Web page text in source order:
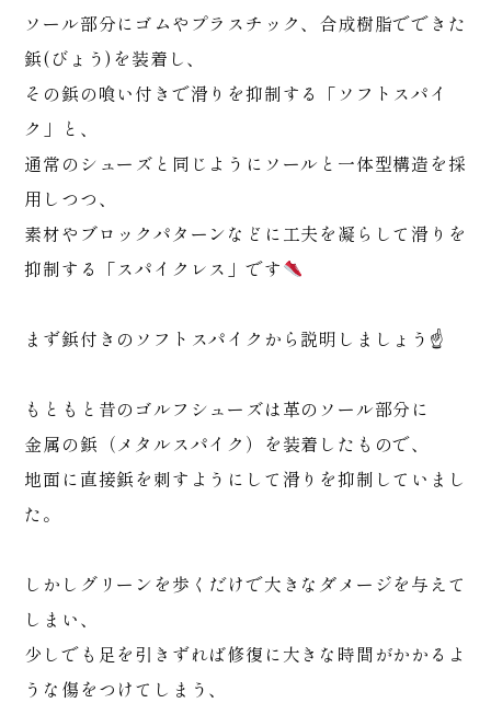
ソール部分にゴムやプラスチック、合成樹脂でできた
鋲(びょう)を装着し、
その鋲の喰い付きで滑りを抑制する「ソフトスパイ
ク」と、
通常のシューズと同じようにソールと一体型構造を採
用しつつ、
素材やブロックパターンなどに工夫を凝らして滑りを
抑制する「スパイクレス」です
まず鋲付きのソフトスパイクから説明しましょう☝️
もともと昔のゴルフシューズは革のソール部分に
金属の鋲（メタルスパイク）を装着したもので、
地面に直接鋲を刺すようにして滑りを抑制していまし
た。
しかしグリーンを歩くだけで大きなダメージを与えて
しまい、
少しでも足を引きずれば修復に大きな時間がかかるよ
うな傷をつけてしまう、